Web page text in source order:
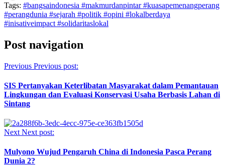
Tags: #bangsaindonesia #makmurdanpintar #kuasapemenangperang
#perangdunia #sejarah #politik #opini #lokalberdaya
#inisativeimpact #solidaritaslokal
Post navigation
Previous Previous post:
SIS Pertanyakan Keterlibatan Masyarakat dalam Pemantauan
Lingkungan dan Evaluasi Konservasi Usaha Berbasis Lahan di
Sintang
Next Next post:
Mulyono Wujud Pengaruh China di Indonesia Pasca Perang
Dunia 2?